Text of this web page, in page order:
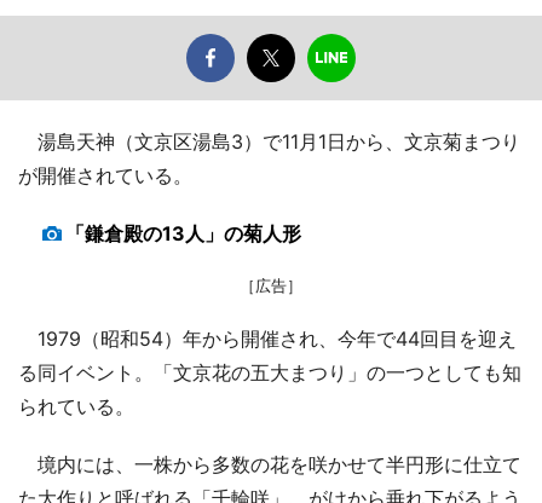
湯島天神（文京区湯島3）で11月1日から、文京菊まつり
が開催されている。
「鎌倉殿の13人」の菊人形
［広告］
1979（昭和54）年から開催され、今年で44回目を迎え
る同イベント。「文京花の五大まつり」の一つとしても知
られている。
境内には、一株から多数の花を咲かせて半円形に仕立て
た大作りと呼ばれる「千輪咲」、がけから垂れ下がるよう